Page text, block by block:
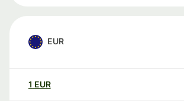
EUR
1 EUR